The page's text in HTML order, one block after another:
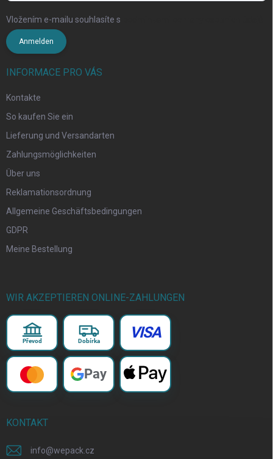
Vložením e-mailu souhlasíte s
Anmelden
INFORMACE PRO VÁS
Kontakte
So kaufen Sie ein
Lieferung und Versandarten
Zahlungsmöglichkeiten
Über uns
Reklamationsordnung
Allgemeine Geschäftsbedingungen
GDPR
Meine Bestellung
WIR AKZEPTIEREN ONLINE-ZAHLUNGEN
Převod Dobírka VISA
Pay
KONTAKT
info@wepack.cz